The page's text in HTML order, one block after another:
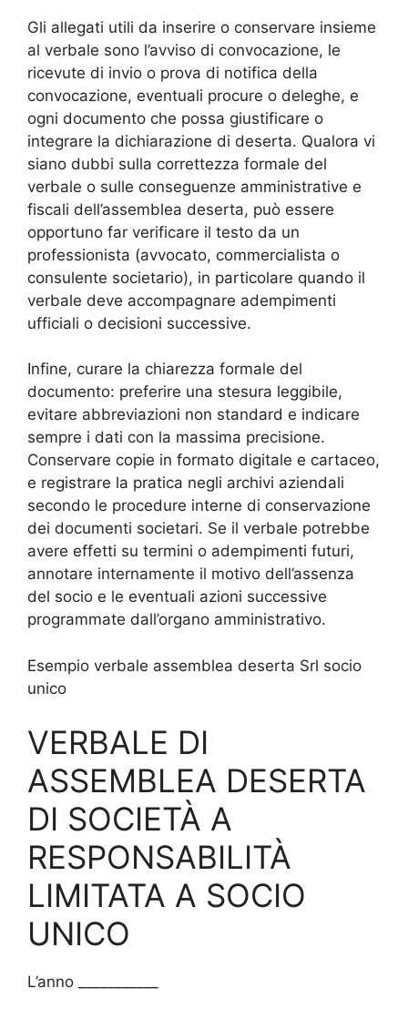
Gli allegati utili da inserire o conservare insieme
al verbale sono l’avviso di convocazione, le
ricevute di invio o prova di notifica della
convocazione, eventuali procure o deleghe, e
ogni documento che possa giustificare o
integrare la dichiarazione di deserta. Qualora vi
siano dubbi sulla correttezza formale del
verbale o sulle conseguenze amministrative e
fiscali dell’assemblea deserta, può essere
opportuno far verificare il testo da un
professionista (avvocato, commercialista o
consulente societario), in particolare quando il
verbale deve accompagnare adempimenti
ufficiali o decisioni successive.
Infine, curare la chiarezza formale del
documento: preferire una stesura leggibile,
evitare abbreviazioni non standard e indicare
sempre i dati con la massima precisione.
Conservare copie in formato digitale e cartaceo,
e registrare la pratica negli archivi aziendali
secondo le procedure interne di conservazione
dei documenti societari. Se il verbale potrebbe
avere effetti su termini o adempimenti futuri,
annotare internamente il motivo dell’assenza
del socio e le eventuali azioni successive
programmate dall’organo amministrativo.
Esempio verbale assemblea deserta Srl socio
unico​​
VERBALE DI
ASSEMBLEA DESERTA
DI SOCIETÀ A
RESPONSABILITÀ
LIMITATA A SOCIO
UNICO
L’anno ___________